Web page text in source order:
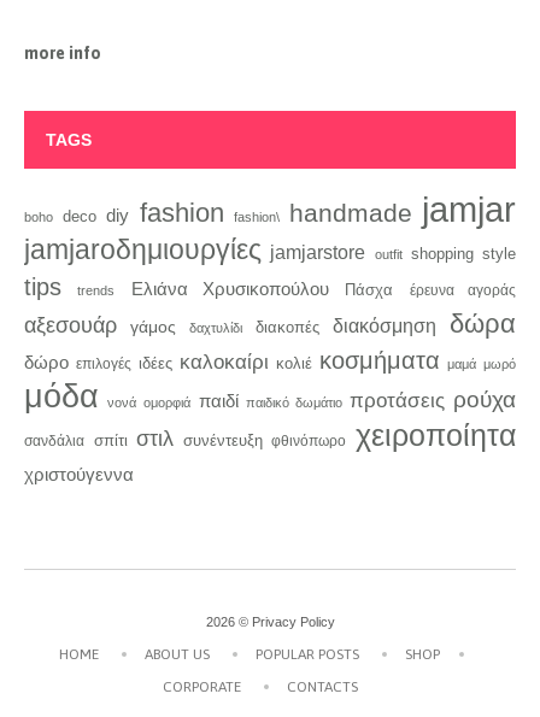
more info
TAGS
boho deco diy fashion fashion\ handmade jamjar
jamjaroδημιουργίες jamjarstore outfit shopping style
tips trends Ελιάνα Χρυσικοπούλου Πάσχα έρευνα αγοράς
αξεσουάρ γάμος δαχτυλίδι διακοπές διακόσμηση δώρα
δώρο επιλογές ιδέες καλοκαίρι κολιέ κοσμήματα μαμά μωρό
μόδα νονά ομορφιά παιδί παιδικό δωμάτιο προτάσεις ρούχα
σανδάλια σπίτι στιλ συνέντευξη φθινόπωρο χειροποίητα
χριστούγεννα
2026 © Privacy Policy
HOME ABOUT US POPULAR POSTS
SHOP
CORPORATE
CONTACTS